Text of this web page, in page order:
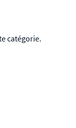
catégorie.